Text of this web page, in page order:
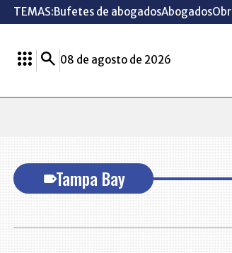
TEMAS:Bufetes de abogadosAbogados
08 de agosto de 2026
Tampa Bay